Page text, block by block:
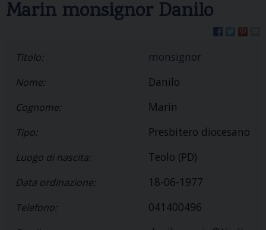
Marin monsignor Danilo
Titolo: monsignor
Nome: Danilo
Cognome: Marin
Tipo: Presbitero diocesano
Luogo di nascita: Teolo (PD)
Data ordinazione: 18-06-1977
Telefono: 041400496